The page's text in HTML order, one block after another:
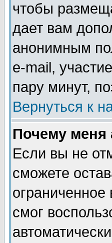
чтобы
дает вам
анонимным
e-mail,
пару минут,
Вернуться к
Почему меня
Если вы не
сможете
смог